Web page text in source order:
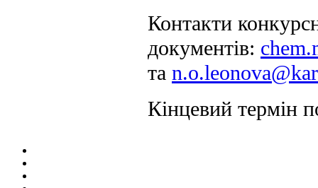
Контакти
документів:
та n.o.leonova@
Кінцевий термін